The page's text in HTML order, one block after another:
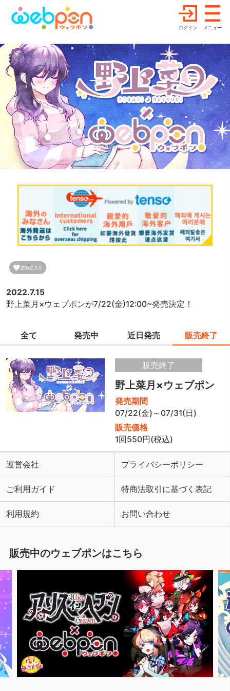
ログイン メニュー
2022.7.15
野上菜月×ウェブポンが7/22(金)12:00~発売決定！
全て 発売中 近日発売 販売終了
販売終了
野上菜月×ウェブポン
発売期間
07/22(金)～07/31(日)
販売価格
1回550円(税込)
運営会社 プライバシーポリシー
ご利用ガイド 特商法取引に基づく表記
利用規約 お問い合わせ
販売中のウェブポンはこちら